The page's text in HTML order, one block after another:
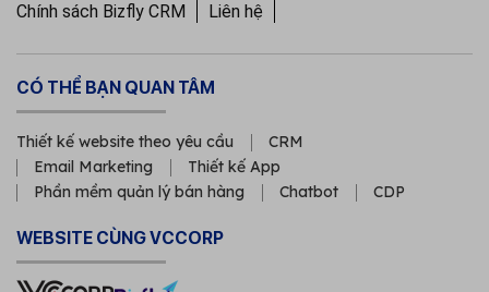
Chính sách Bizfly CRM
Liên hệ
CÓ THỂ BẠN QUAN TÂM
Thiết kế website theo yêu cầu
CRM
Email Marketing
Thiết kế App
Phần mềm quản lý bán hàng
Chatbot CDP
WEBSITE CÙNG VCCORP